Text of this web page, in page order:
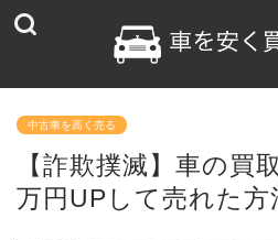
中古車を高く売る
【詐欺撲滅】車の買
万円UPして売れた方